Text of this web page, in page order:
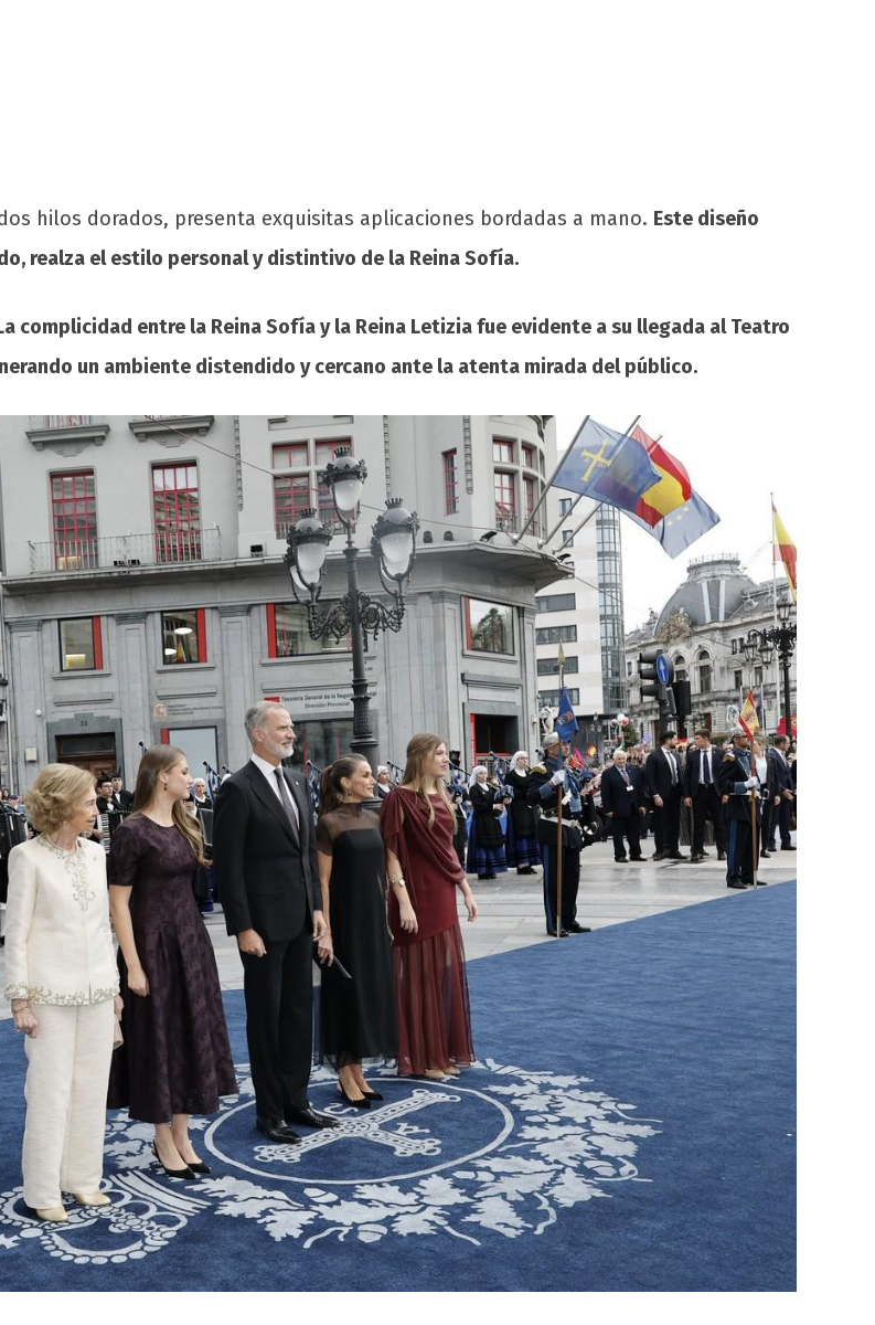
hilos dorados, presenta exquisitas aplicaciones bordadas a mano. Este diseño
realza el estilo personal y distintivo de la Reina Sofía.
complicidad entre la Reina Sofía y la Reina Letizia fue evidente a su llegada al Teatro
un ambiente distendido y cercano ante la atenta mirada del público.